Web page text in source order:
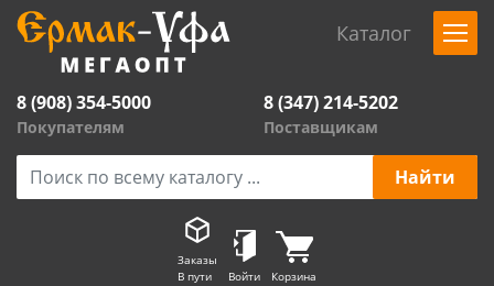
Каталог
8 (908) 354-5000
Покупателям
8 (347) 214-5202
Поставщикам
Заказы
В пути
Войти Корзина